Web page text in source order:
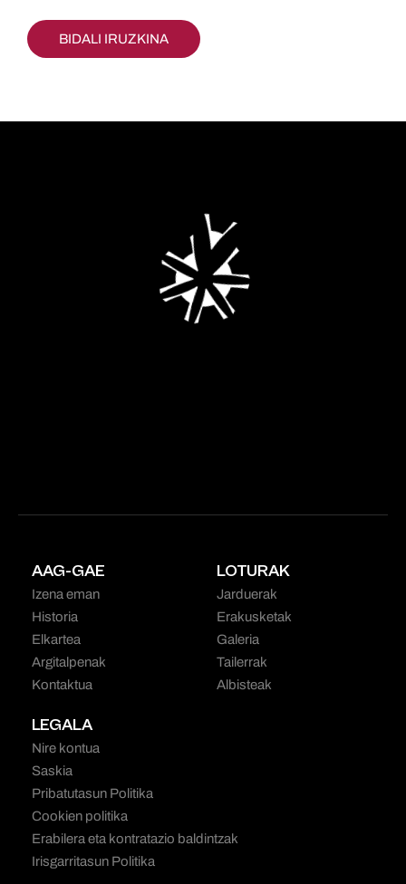
AAG-GAE
Izena eman
Historia
Elkartea
Argitalpenak
Kontaktua
LOTURAK
Jarduerak
Erakusketak
Galeria
Tailerrak
Albisteak
LEGALA
Nire kontua
Saskia
Pribatutasun Politika
Cookien politika
Erabilera eta kontratazio baldintzak
Irisgarritasun Politika